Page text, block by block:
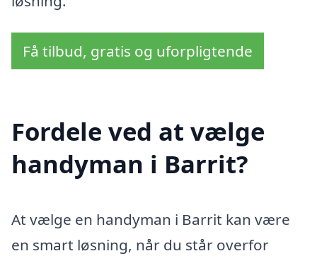
Få tilbud, gratis og uforpligtende
Fordele ved at vælge
handyman i Barrit?
At vælge en handyman i Barrit kan være
en smart løsning, når du står overfor